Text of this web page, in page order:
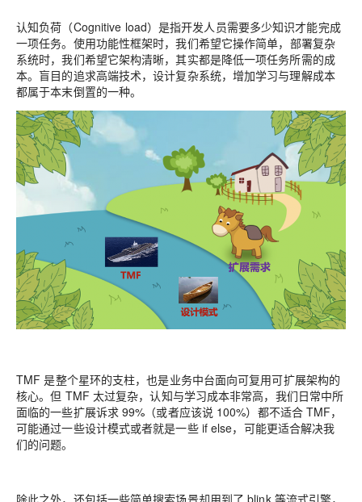
认知负荷（Cognitive load）是指开发人员需要多少知识才能完成
一项任务。 使用功能性框架时，我们希望它操作简单，部署复杂
系统时，我们希望它架构清晰，其实都是降低一项任务所需的成
本。盲目的追求高端技术，设计复杂系统，增加学习与理解成本
都属于本末倒置的一种。
TMF 是整个星环的支柱，也是业务中台面向可复用可扩展架构的
核心。但 TMF 太过复杂，认知与学习成本非常高，我们日常中所
面临的一些扩展诉求 99%（或者应该说 100%）都不适合 TMF，
可能通过一些设计模式或者就是一些 if else，可能更适合解决我
们的问题。
除此之外，还包括一些简单搜索场景却用到了 blink 等流式引擎，